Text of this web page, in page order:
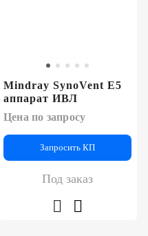
Mindray SynoVent E5
аппарат ИВЛ
Цена по запросу
Запросить КП
Под заказ